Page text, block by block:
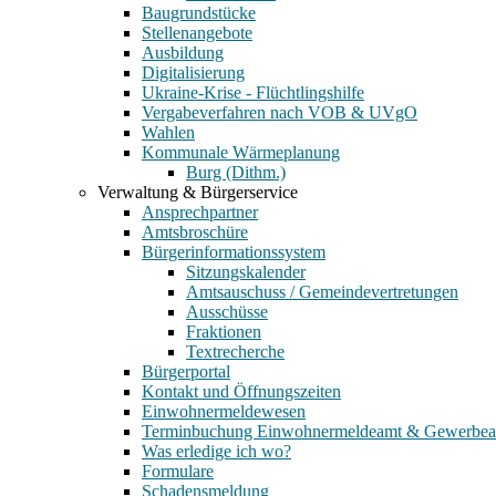
Baugrundstücke
Stellenangebote
Ausbildung
Digitalisierung
Ukraine-Krise - Flüchtlingshilfe
Vergabeverfahren nach VOB & UVgO
Wahlen
Kommunale Wärmeplanung
Burg (Dithm.)
Verwaltung & Bürgerservice
Ansprechpartner
Amtsbroschüre
Bürgerinformationssystem
Sitzungskalender
Amtsauschuss / Gemeindevertretungen
Ausschüsse
Fraktionen
Textrecherche
Bürgerportal
Kontakt und Öffnungszeiten
Einwohnermeldewesen
Terminbuchung Einwohnermeldeamt &
Was erledige ich wo?
Formulare
Schadensmeldung